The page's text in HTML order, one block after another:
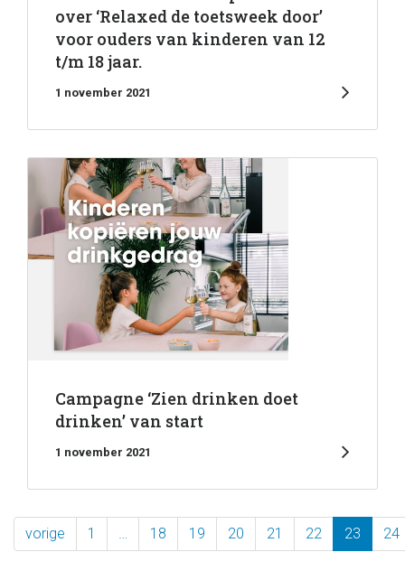
over ‘Relaxed de toetsweek door’
voor ouders van kinderen van 12
t/m 18 jaar.
1 november 2021
Campagne ‘Zien drinken doet
drinken’ van start
1 november 2021
vorige 1 … 18 19 20 21 22 23 24